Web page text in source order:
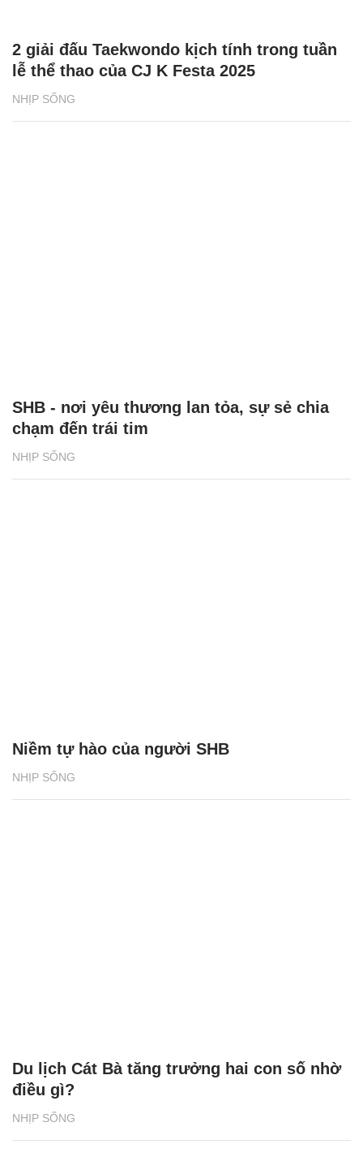
NHỊP SỐNG
2 giải đấu Taekwondo kịch tính trong tuần
lễ thể thao của CJ K Festa 2025
NHỊP SỐNG
SHB - nơi yêu thương lan tỏa, sự sẻ chia
chạm đến trái tim
NHỊP SỐNG
Niềm tự hào của người SHB
NHỊP SỐNG
Du lịch Cát Bà tăng trưởng hai con số nhờ
điều gì?